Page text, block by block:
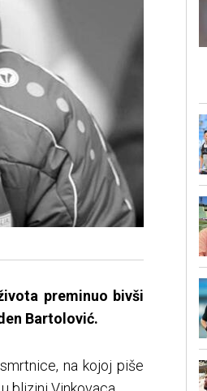
preminuo bivši
Bartolović.
na kojoj piše